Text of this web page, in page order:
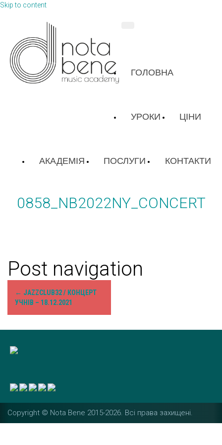
Skip to content
ГОЛОВНА
УРОКИ ЦІНИ
АКАДЕМІЯ ПОСЛУГИ КОНТАКТИ
0858_NB2022NY_CONCERT
Post navigation
← JAZZCLUB32 / КОНЦЕРТ
УЧНІВ – 18.12.2021
Copyright © Nota Bene 2015-2026. Вcі права захищені.